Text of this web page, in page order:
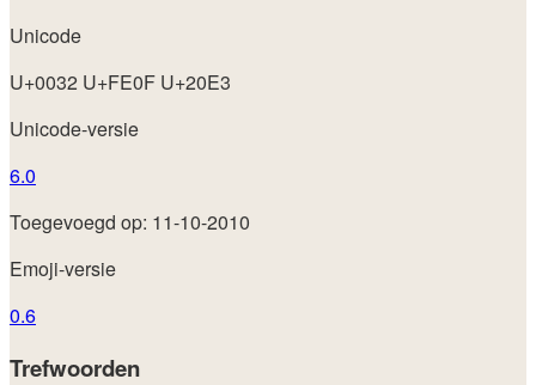
Unicode
U+0032 U+FE0F U+20E3
Unicode-versie
6.0
Toegevoegd op: 11-10-2010
Emoji-versie
0.6
Trefwoorden